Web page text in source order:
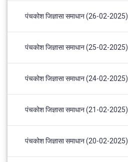
पंचकोश जिज्ञासा समाधान (26-02-2025)
पंचकोश जिज्ञासा समाधान (25-02-2025)
पंचकोश जिज्ञासा समाधान (24-02-2025)
पंचकोश जिज्ञासा समाधान (21-02-2025)
पंचकोश जिज्ञासा समाधान (20-02-2025)